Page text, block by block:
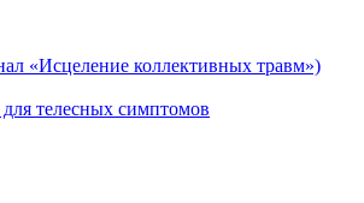
«Исцеление коллективных травм»)
телесных симптомов